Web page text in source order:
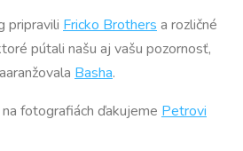
pripravili Fricko Brothers a rozličné
pútali našu aj vašu pozornosť,
Basha.
fotografiách ďakujeme Petrovi